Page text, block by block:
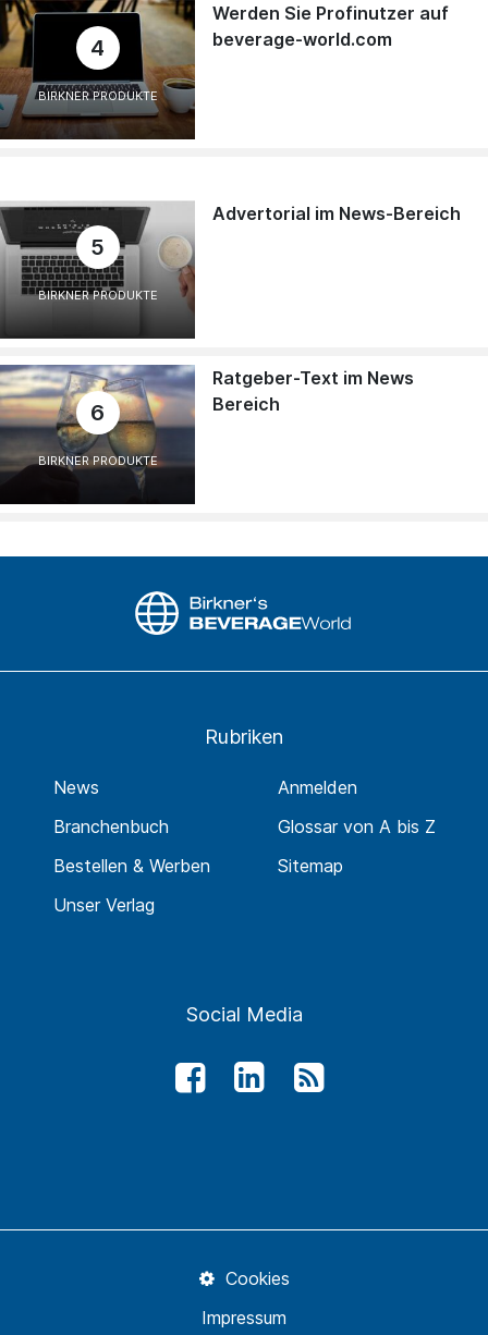
4
BIRKNER PRODUKTE
Werden Sie Profinutzer auf
beverage-world.com
5
BIRKNER PRODUKTE
Advertorial im News-Bereich
6
BIRKNER PRODUKTE
Ratgeber-Text im News
Bereich
Rubriken
News
Branchenbuch
Bestellen & Werben
Unser Verlag
Anmelden
Glossar von A bis Z
Sitemap
Social Media
Impressum
Cookies